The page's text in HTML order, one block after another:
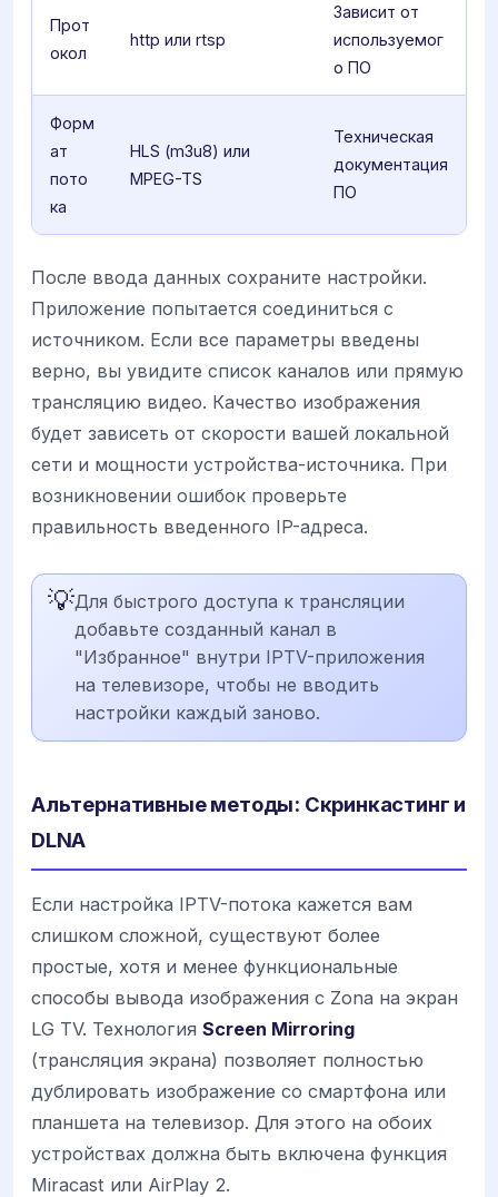
Прот
окол
http или rtsp
Зависит от
используемог
о ПО
Форм
ат
пото
ка
HLS (m3u8) или
MPEG-TS
Техническая
документация
ПО
После ввода данных сохраните настройки.
Приложение попытается соединиться с
источником. Если все параметры введены
верно, вы увидите список каналов или прямую
трансляцию видео. Качество изображения
будет зависеть от скорости вашей локальной
сети и мощности устройства-источника. При
возникновении ошибок проверьте
правильность введенного IP-адреса.
💡Для быстрого доступа к трансляции
добавьте созданный канал в
"Избранное" внутри IPTV-приложения
на телевизоре, чтобы не вводить
настройки каждый заново.
Альтернативные методы: Скринкастинг и
DLNA
Если настройка IPTV-потока кажется вам
слишком сложной, существуют более
простые, хотя и менее функциональные
способы вывода изображения с Zona на экран
LG TV. Технология Screen Mirroring
(трансляция экрана) позволяет полностью
дублировать изображение со смартфона или
планшета на телевизор. Для этого на обоих
устройствах должна быть включена функция
Miracast или AirPlay 2.